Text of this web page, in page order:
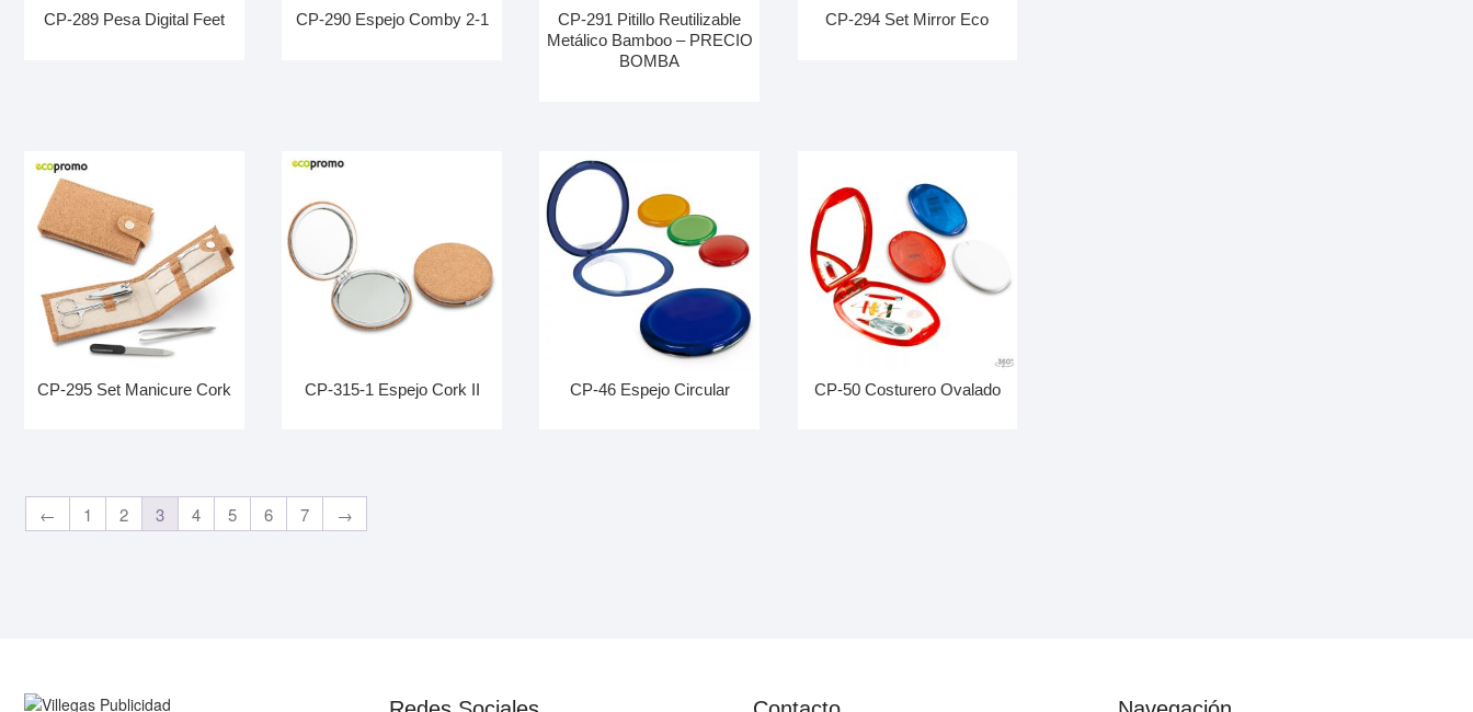
CP-289 Pesa Digital Feet CP-290 Espejo Comby 2-1
CP-291 Pitillo Reutilizable
Metálico Bamboo – PRECIO
BOMBA
CP-294 Set Mirror Eco
CP-295 Set Manicure Cork CP-315-1 Espejo Cork II CP-46 Espejo Circular CP-50 Costurero Ovalado
← 1 2 3 4 5 6 7 →